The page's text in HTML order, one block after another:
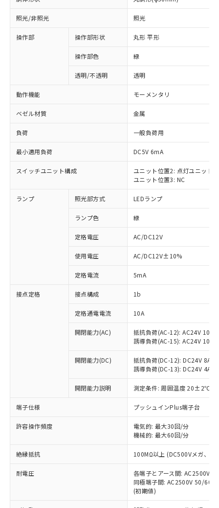
照光/非照光 照光
操作部 操作部形状 丸形 平形
操作部色 緑
透明/不透明 透明
動作機能 モーメンタリ
ベゼル材質 金属
負荷 一般負荷用
最小適用負荷 DC5V 6mA
スイッチユニット構成
ユニット位置2: 点灯ユニット
ユニット位置3: NC
ランプ 照光部方式 LEDランプ
ランプ色 緑
定格電圧 AC/DC12V
使用電圧 AC/DC12V±10%
定格電流 5mA
接点定格 接点構成 1b
定格通電電流 10A
開閉能力(AC)
抵抗負荷(AC-12): AC24V 10A/
誘導負荷(AC-15): AC24V
開閉能力(DC)
抵抗負荷(DC-12): DC24V 8A/
誘導負荷(DC-13): DC24V 4A/
開閉能力説明 測定条件: 周囲温度 20±2℃、
端子仕様 プッシュインPlus端子台
許容操作頻度
電気的: 最大30回/分
機械的: 最大60回/分
絶縁抵抗 100MΩ以上 (DC500Vメガ、点
耐電圧
各端子とアース間: AC2500V
同極端子間: AC2500V 50/
(初期値)
ご利用条件
以下の条件をお読みいただき、同意のうえ
ご利用ください。
本サービスは、当社制御機器事業取扱
商品の当社在庫状況および標準価格
(税抜)を提供させていただくもので
当社制御機器事業取扱商品の中には、
本サービスの対象外となる商品もある
ことをご了承ください。
在庫状況および標準価格照会結果は、
記載している更新日時点での社内デー
タに基づき作成されるものであり、閲
覧された時点での実際の在庫および標
準価格とは異なる場合があることをご
※1 対応状況
対応済み：EU RoHS指令（10物質）の
非含有に対応した製品が提供可能な商品で
対応予定：EU RoHS指令（10物質）の非含
有に対応した製品に切り替える予定のある
対応予定なし：EU RoHS指令（10物質）の
非含有に非対応の商品で、対応品を出す予
定はありません。
調査・確認中：EU RoHS指令（10物質）の
非含有の対応状況を調査中または確認中の
非該当品：ライセンス料など無形物で、有
害物質有無と関係のない商品です。
仕入先様の事情により、非含有部品として
いたものが、含有品と判明した場合などや
むを得ず変更することがあります。
鉛(Pb) 1000ppm以下、 水銀(Hg) 1000ppm以下、 カド
六価クロム(Cr(Ⅵ)) 1000ppm以下、ポリ臭化ビフェニル
類(PBB) 1000ppm以下、ポリ臭化ジフェニルエーテル類
(PBDE) 1000ppm以下、フタル酸ビス(2-エチルヘキシ
※1 中国RoHS○×表
「○」：最大均質材料含有率が中国RoHSの
基準値以下であることを示します。
「×」：最大均質材料含有率が中国RoHSの
基準値を超えていることを示します。
「－」：未確認です。当社販売部門へお問
い合わせください。
*中国RoHS10物質の基準値 (GB/T26572)：
Pb(鉛) :1000ppm、 Hg(水銀) : 1000ppm、 Cd(カドミウ
Cr(Ⅵ)(六価クロム) : 1000ppm、 PBBs(ポリ臭化ビフェ
当社は、これら貴社製品のうち、外国
為替および外国貿易法に定める商品
（以下｢規制貨物等」という）を輸出
国政府の輸出許可(または役務取引許
可)を取得するなどの必要な手続きを